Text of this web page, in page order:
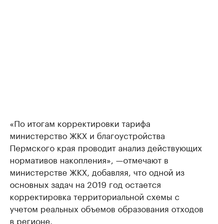
«По итогам корректировки тарифа
министерство ЖКХ и благоустройства
Пермского края проводит анализ действующих
нормативов накопления», —отмечают в
министерстве ЖКХ, добавляя, что одной из
основных задач на 2019 год остается
корректировка территориальной схемы с
учетом реальных объемов образования отходов
в регионе.